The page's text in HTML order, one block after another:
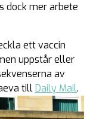
dock mer arbete
ett vaccin
uppstår eller
av
tillDaily Mail.